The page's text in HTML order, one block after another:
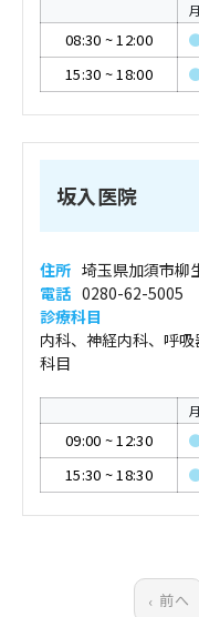
月
08:30 ~12:00
15:30 ~18:00
坂入医院
住所 埼玉県加須市柳
電話 0280-62-5005
診療科目
内科、神経内科、呼
科目
月
09:00 ~12:30
15:30 ~18:30
前へ